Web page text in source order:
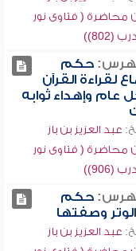
محاضرة ( فتاوى نور
(802))
حكم
لقراءة القرآن
عام وإهداء ثوابه
عبد العزيز بن باز
محاضرة ( فتاوى نور
(906))
حكم
وصفتها
عبد العزيز بن باز